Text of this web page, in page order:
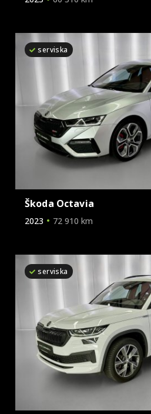
serviska
Škoda Octavia
2023 72 910 km
serviska